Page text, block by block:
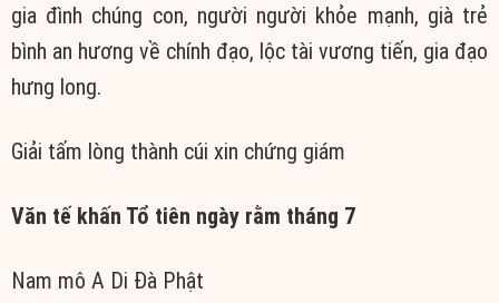
gia đình chúng con, người người khỏe mạnh, già trẻ
bình an hương về chính đạo, lộc tài vương tiến, gia đạo
hưng long.
Giải tấm lòng thành cúi xin chứng giám
Văn tế khấn Tổ tiên ngày rằm tháng 7
Nam mô A Di Đà Phật